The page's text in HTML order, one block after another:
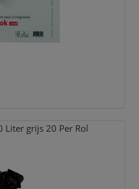
Liter grijs 20 Per Rol